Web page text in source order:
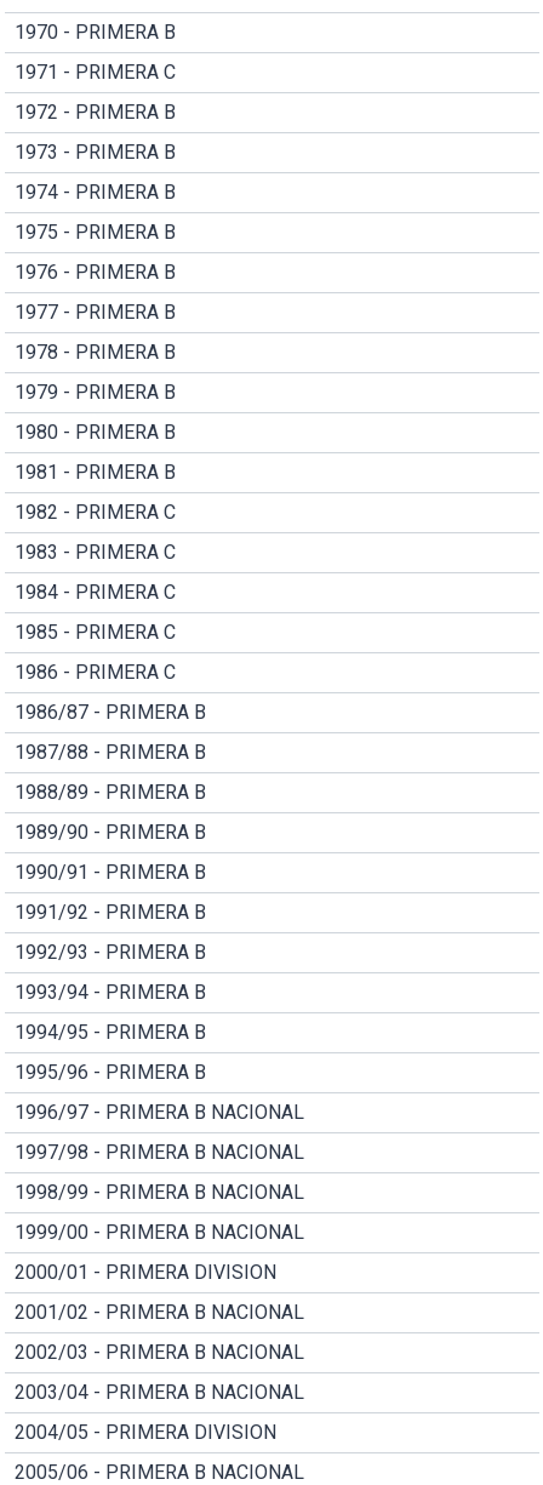
1970 - PRIMERA B
1971 - PRIMERA C
1972 - PRIMERA B
1973 - PRIMERA B
1974 - PRIMERA B
1975 - PRIMERA B
1976 - PRIMERA B
1977 - PRIMERA B
1978 - PRIMERA B
1979 - PRIMERA B
1980 - PRIMERA B
1981 - PRIMERA B
1982 - PRIMERA C
1983 - PRIMERA C
1984 - PRIMERA C
1985 - PRIMERA C
1986 - PRIMERA C
1986/87 - PRIMERA B
1987/88 - PRIMERA B
1988/89 - PRIMERA B
1989/90 - PRIMERA B
1990/91 - PRIMERA B
1991/92 - PRIMERA B
1992/93 - PRIMERA B
1993/94 - PRIMERA B
1994/95 - PRIMERA B
1995/96 - PRIMERA B
1996/97 - PRIMERA B NACIONAL
1997/98 - PRIMERA B NACIONAL
1998/99 - PRIMERA B NACIONAL
1999/00 - PRIMERA B NACIONAL
2000/01 - PRIMERA DIVISION
2001/02 - PRIMERA B NACIONAL
2002/03 - PRIMERA B NACIONAL
2003/04 - PRIMERA B NACIONAL
2004/05 - PRIMERA DIVISION
2005/06 - PRIMERA B NACIONAL